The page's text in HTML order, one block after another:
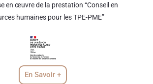
en œuvre de la prestation “Conseil en
humaines pour les TPE-PME”
En Savoir +